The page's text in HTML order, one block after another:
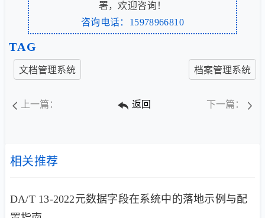
署，欢迎咨询！
咨询电话：15978966810
TAG
文档管理系统 档案管理系统
上一篇： 返回 下一篇：
相关推荐
DA/T 13-2022元数据字段在系统中的落地示例与配